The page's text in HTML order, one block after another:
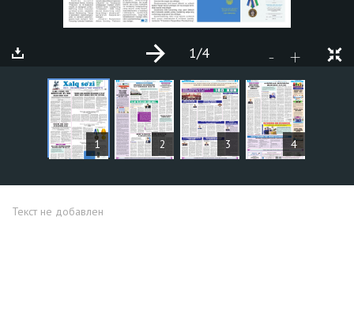
1 2 3 4
- +
1/4
СТАТЬИ
Текст не добавлен